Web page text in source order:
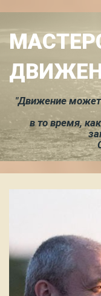
"Движение может
в то время,